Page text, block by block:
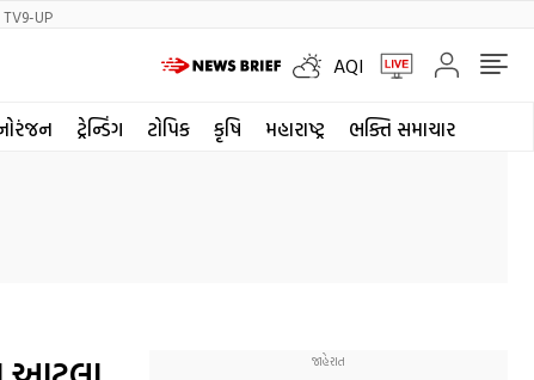
TV9-UP
AQI
ટ્રેન્ડિંગ ટોપિક કૃષિ મહારાષ્ટ્ર ભક્તિ સમાચાર